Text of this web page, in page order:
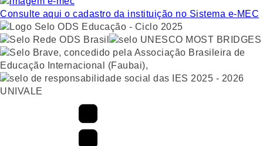
Consulte aqui o cadastro da instituição no Sistema e-MEC
UNIVALE